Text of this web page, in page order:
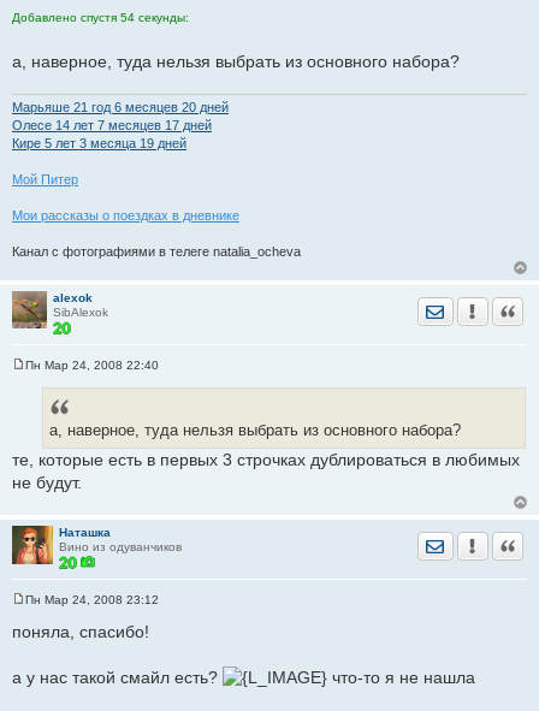
н
Добавлено спустя 54 секунды:
а, наверное, туда нельзя выбрать из основного набора?
Марьяше 21 год 6 месяцев 20 дней
Олесе 14 лет 7 месяцев 17 дней
Кире 5 лет 3 месяца 19 дней
Мой Питер
Мои рассказы о поездках в дневнике
Канал с фотографиями в телеге natalia_ocheva
alexok
SibAlexok
Отправить
н
е
Пн Мар 24, 2008 22:40
а, наверное, туда нельзя выбрать из основного набора?
те, которые есть в первых 3 строчках дублироваться в любимых
не будут.
Наташка
Вино из одуванчиков
Отправить
о
е
Пн Мар 24, 2008 23:12
поняла, спасибо!
а у нас такой смайл есть? что-то я не нашла